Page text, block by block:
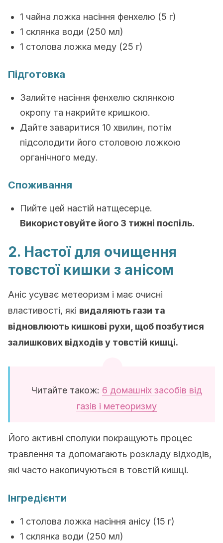
1 чайна ложка насіння фенхелю (5 г)
1 склянка води (250 мл)
1 столова ложка меду (25 г)
Підготовка
Залийте насіння фенхелю склянкою
окропу та накрийте кришкою.
Дайте заваритися 10 хвилин, потім
підсолодити його столовою ложкою
органічного меду.
Споживання
Пийте цей настій натщесерце.
Використовуйте його 3 тижні поспіль.
2. Настої для очищення
товстої кишки з анісом
Аніс усуває метеоризм і має очисні
властивості, які видаляють гази та
відновлюють кишкові рухи, щоб позбутися
залишкових відходів у товстій кишці.
Читайте також: 6 домашніх засобів від
газів і метеоризму
Його активні сполуки покращують процес
травлення та допомагають розкладу відходів,
які часто накопичуються в товстій кишці.
Інгредієнти
1 столова ложка насіння анісу (15 г)
1 склянка води (250 мл)